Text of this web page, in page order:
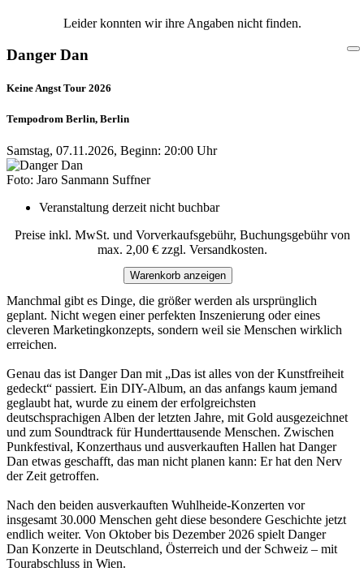
Leider konnten wir ihre Angaben nicht finden.
Danger Dan
Keine Angst Tour 2026
Tempodrom Berlin, Berlin
Samstag, 07.11.2026, Beginn: 20:00 Uhr
Foto: Jaro Sanmann Suffner
Veranstaltung derzeit nicht buchbar
Preise inkl. MwSt. und Vorverkaufsgebühr, Buchungsgebühr von
max. 2,00 € zzgl. Versandkosten.
Warenkorb anzeigen
Manchmal gibt es Dinge, die größer werden als ursprünglich
geplant. Nicht wegen einer perfekten Inszenierung oder eines
cleveren Marketingkonzepts, sondern weil sie Menschen wirklich
erreichen.
Genau das ist Danger Dan mit „Das ist alles von der Kunstfreiheit
gedeckt“ passiert. Ein DIY-Album, an das anfangs kaum jemand
geglaubt hat, wurde zu einem der erfolgreichsten
deutschsprachigen Alben der letzten Jahre, mit Gold ausgezeichnet
und zum Soundtrack für Hunderttausende Menschen. Zwischen
Punkfestival, Konzerthaus und ausverkauften Hallen hat Danger
Dan etwas geschafft, das man nicht planen kann: Er hat den Nerv
der Zeit getroffen.
Nach den beiden ausverkauften Wuhlheide-Konzerten vor
insgesamt 30.000 Menschen geht diese besondere Geschichte jetzt
endlich weiter. Von Oktober bis Dezember 2026 spielt Danger
Dan Konzerte in Deutschland, Österreich und der Schweiz – mit
Tourabschluss in Wien.